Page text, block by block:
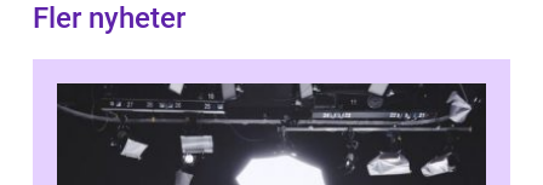
Fler nyheter